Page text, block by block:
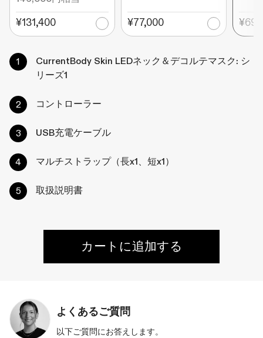
¥131,400 ¥77,000
CurrentBody Skin LEDネック＆デコルテマスク: シ
リーズ1
コントローラー
USB充電ケーブル
マルチストラップ（長x1、短x1）
取扱説明書
カートに追加する
よくあるご質問
以下ご質問にお答えします。